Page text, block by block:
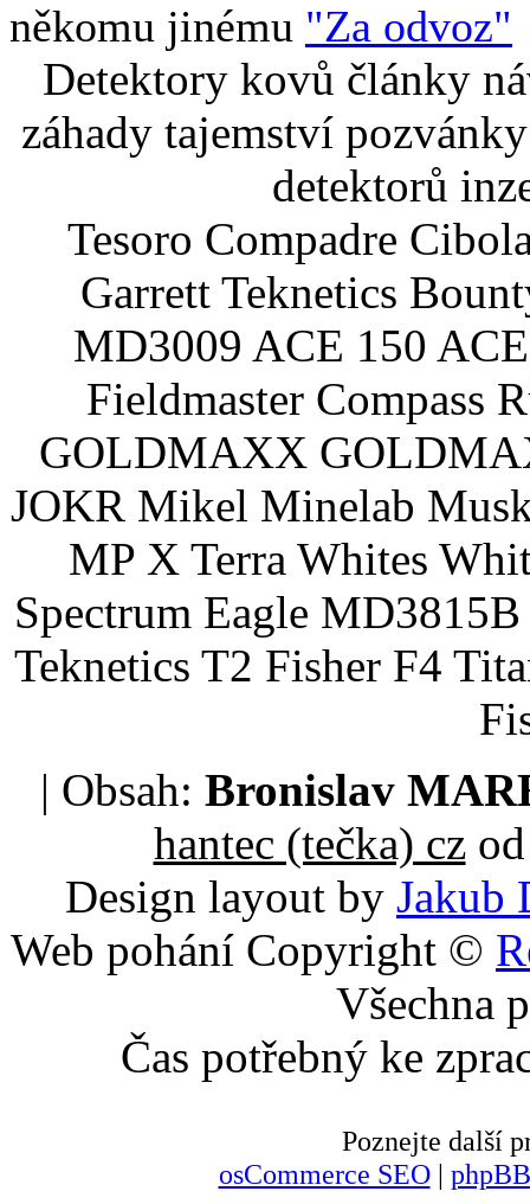
někomu jinému "Za odvoz"
Detektory kovů články
záhady tajemství
detektorů
Tesoro Compadre
Garrett Teknetics
MD3009 ACE 150
Fieldmaster Compass
GOLDMAXX
JOKR Mikel Minelab
MP X Terra Whites
Spectrum Eagle
Teknetics T2 Fisher F4
| Obsah: Bronislav
hantec (tečka) czod
Design layout by Jakub
Web pohání Copyright ©
Všechna
Čas potřebný ke
Poznejte další
osCommerce SEO|